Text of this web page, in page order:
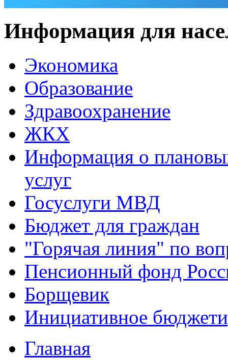
Информация для
Экономика
Образование
Здравоохранение
ЖКХ
Информация о
услуг
Госуслуги МВД
Бюджет для граждан
"Горячая линия" по
Пенсионный фонд
Борщевик
Инициативное
Главная